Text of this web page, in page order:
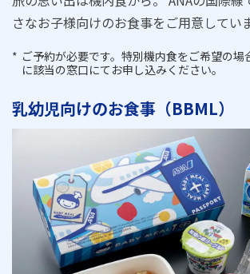
さなお子様向けのお食事をご用意していま
ご予約が必要です。特別機内食をご希望の場
に該当の窓口にてお申し込みください。
乳幼児向けのお食事（BBML）